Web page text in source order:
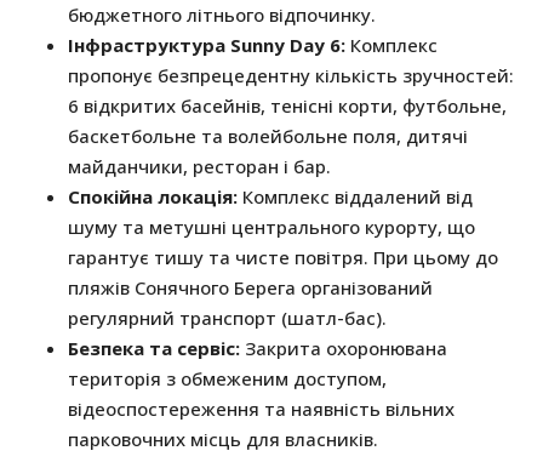
бюджетного літнього відпочинку.
Інфраструктура Sunny Day 6: Комплекс
пропонує безпрецедентну кількість зручностей:
6 відкритих басейнів, тенісні корти, футбольне,
баскетбольне та волейбольне поля, дитячі
майданчики, ресторан і бар.
Спокійна локація: Комплекс віддалений від
шуму та метушні центрального курорту, що
гарантує тишу та чисте повітря. При цьому до
пляжів Сонячного Берега організований
регулярний транспорт (шатл-бас).
Безпека та сервіс: Закрита охоронювана
територія з обмеженим доступом,
відеоспостереження та наявність вільних
парковочних місць для власників.